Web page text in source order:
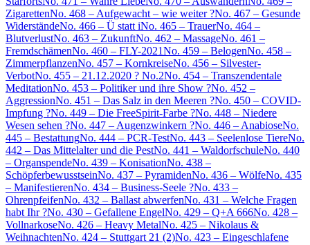
ZigarettenNo. 468 – Aufgewacht – wie weiter ?No. 467 – Gesunde
WiderständeNo. 466 – Ü statt iNo. 465 – TrauerNo. 464 –
BlutverlustNo. 463 – ZukunftNo. 462 – MassageNo. 461 –
FremdschämenNo. 460 – FLY-2021No. 459 – BelogenNo. 458 –
ZimmerpflanzenNo. 457 – KornkreiseNo. 456 – Silvester-
VerbotNo. 455 – 21.12.2020 ? No.2No. 454 – Transzendentale
MeditationNo. 453 – Politiker und ihre Show ?No. 452 –
AggressionNo. 451 – Das Salz in den Meeren ?No. 450 – COVID-
Impfung ?No. 449 – Die FreeSpirit-Farbe ?No. 448 – Niedere
Wesen sehen ?No. 447 – Augenzwinkern ?No. 446 – AnabioseNo.
445 – BestattungNo. 444 – PCR-TestNo. 443 – Seelenlose TiereNo.
442 – Das Mittelalter und die PestNo. 441 – WaldorfschuleNo. 440
– OrganspendeNo. 439 – KonisationNo. 438 –
SchöpferbewusstseinNo. 437 – PyramidenNo. 436 – WölfeNo. 435
– ManifestierenNo. 434 – Business-Seele ?No. 433 –
OhrenpfeifenNo. 432 – Ballast abwerfenNo. 431 – Welche Fragen
habt Ihr ?No. 430 – Gefallene EngelNo. 429 – Q+A 666No. 428 –
VollnarkoseNo. 426 – Heavy MetalNo. 425 – Nikolaus &
WeihnachtenNo. 424 – Stuttgart 21 (2)No. 423 – Eingeschlafene